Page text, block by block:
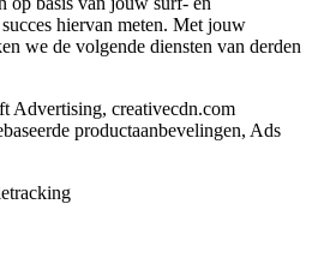
hiervan meten. Met jouw
we de volgende diensten van derden
Advertising, creativecdn.com
productaanbevelingen, Ads